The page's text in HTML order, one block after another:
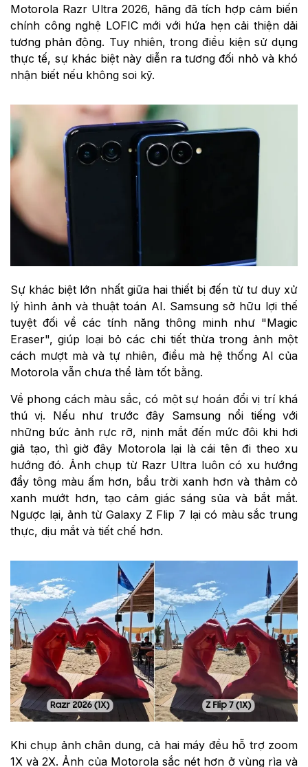
Motorola Razr Ultra 2026, hãng đã tích hợp cảm biến
chính công nghệ LOFIC mới với hứa hẹn cải thiện dải
tương phản động. Tuy nhiên, trong điều kiện sử dụng
thực tế, sự khác biệt này diễn ra tương đối nhỏ và khó
nhận biết nếu không soi kỹ.
Sự khác biệt lớn nhất giữa hai thiết bị đến từ tư duy xử
lý hình ảnh và thuật toán AI. Samsung sở hữu lợi thế
tuyệt đối về các tính năng thông minh như "Magic
Eraser", giúp loại bỏ các chi tiết thừa trong ảnh một
cách mượt mà và tự nhiên, điều mà hệ thống AI của
Motorola vẫn chưa thể làm tốt bằng.
Về phong cách màu sắc, có một sự hoán đổi vị trí khá
thú vị. Nếu như trước đây Samsung nổi tiếng với
những bức ảnh rực rỡ, nịnh mắt đến mức đôi khi hơi
giả tạo, thì giờ đây Motorola lại là cái tên đi theo xu
hướng đó. Ảnh chụp từ Razr Ultra luôn có xu hướng
đẩy tông màu ấm hơn, bầu trời xanh hơn và thảm cỏ
xanh mướt hơn, tạo cảm giác sáng sủa và bắt mắt.
Ngược lại, ảnh từ Galaxy Z Flip 7 lại có màu sắc trung
thực, dịu mắt và tiết chế hơn.
Khi chụp ảnh chân dung, cả hai máy đều hỗ trợ zoom
1X và 2X. Ảnh của Motorola sắc nét hơn ở vùng rìa và